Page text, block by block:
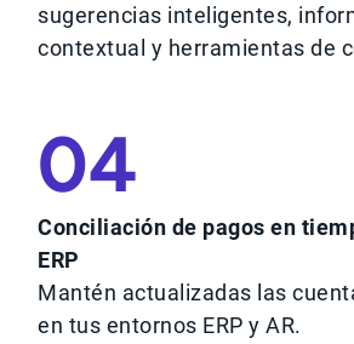
sugerencias inteligentes,
contextual y herramientas de
04
Conciliación de pagos en
ERP
Mantén actualizadas las
en tus entornos ERP y AR.